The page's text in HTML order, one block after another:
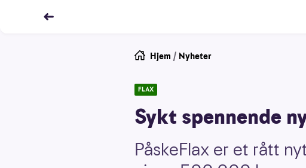
Hjem / Nyheter
FLAX
Sykt spennende
PåskeFlax er et rått